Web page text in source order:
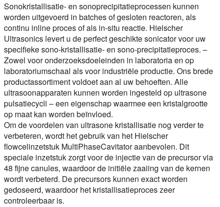
Sonokristallisatie- en sonoprecipitatieprocessen kunnen
worden uitgevoerd in batches of gesloten reactoren, als
continu inline proces of als in-situ reactie. Hielscher
Ultrasonics levert u de perfect geschikte sonicator voor uw
specifieke sono-kristallisatie- en sono-precipitatieproces. –
Zowel voor onderzoeksdoeleinden in laboratoria en op
laboratoriumschaal als voor industriële productie. Ons brede
productassortiment voldoet aan al uw behoeften. Alle
ultrasoonapparaten kunnen worden ingesteld op ultrasone
pulsatiecycli – een eigenschap waarmee een kristalgrootte
op maat kan worden beïnvloed.
Om de voordelen van ultrasone kristallisatie nog verder te
verbeteren, wordt het gebruik van het Hielscher
flowcelinzetstuk MultiPhaseCavitator aanbevolen. Dit
speciale inzetstuk zorgt voor de injectie van de precursor via
48 fijne canules, waardoor de initiële zaaiing van de kernen
wordt verbeterd. De precursors kunnen exact worden
gedoseerd, waardoor het kristallisatieproces zeer
controleerbaar is.